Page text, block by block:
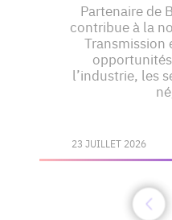
Partenaire de
contribue à la
Transmission
l’industrie, les
23 JUILLET 2026